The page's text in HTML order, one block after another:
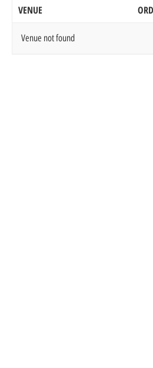
VENUE
Venue not found